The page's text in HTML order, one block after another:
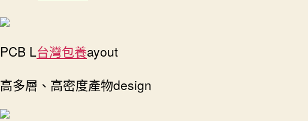
PCB L台灣包養ayout
高多層、高密度產物design